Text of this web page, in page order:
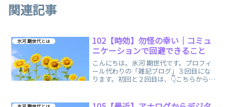
関連記事
氷河 期世代とは
102【時効】勿怪の幸い｜コミュ
ニケーションで回避できること
こんにちは。氷河 期世代です。プロフィ
ール代わりの「雑記ブログ」３回目にな
ります。初回と２回目は、👇こちらからで
録販売者試験 独学ブログ (dokugaku-t...